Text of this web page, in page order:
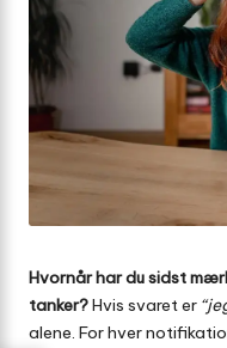
Hvornår har du sidst
tanker?Hvis svaret er
alene. For hver